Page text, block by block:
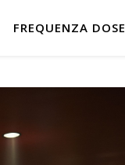
FREQUENZA DOSE